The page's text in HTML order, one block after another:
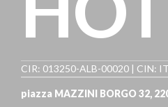
CIR: 013250-ALB-00020 | CIN:
piazza MAZZINI BORGO 32,